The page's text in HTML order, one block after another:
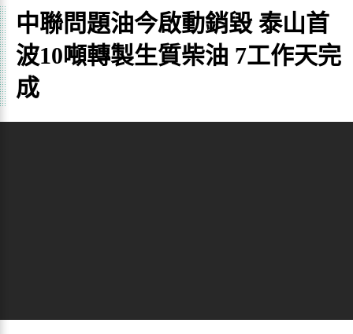
中聯問題油今啟動銷毀 泰山首
波10噸轉製生質柴油 7工作天完
成